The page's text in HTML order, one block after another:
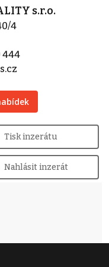
s.r.o.
4
444
Tisk inzerátu
Nahlásit inzerát